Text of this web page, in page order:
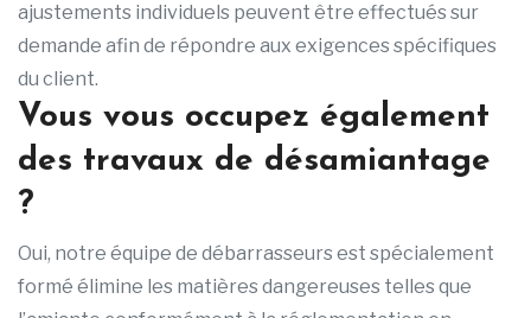
ajustements individuels peuvent être effectués sur
demande afin de répondre aux exigences spécifiques
du client.
Vous vous occupez également
des travaux de désamiantage
?
Oui, notre équipe de débarrasseurs est spécialement
formé élimine les matières dangereuses telles que